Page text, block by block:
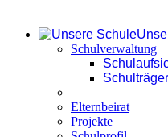
Schulverwaltung
Schulträger
Elternbeirat
Projekte